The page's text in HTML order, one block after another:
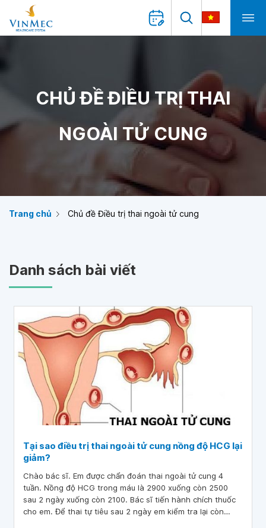
CHỦ ĐỀ ĐIỀU TRỊ THAI
NGOÀI TỬ CUNG
Trang chủ Chủ đề Điều trị thai ngoài tử cung
Danh sách bài viết
Tại sao điều trị thai ngoài tử cung nồng độ HCG lại
giảm?
Chào bác sĩ. Em được chẩn đoán thai ngoài tử cung 4
tuần. Nồng độ HCG trong máu là 2900 xuống còn 2500
sau 2 ngày xuống còn 2100. Bác sĩ tiến hành chích thuốc
cho em. Để thai tự tiêu sau 2 ngày em kiểm tra lại còn